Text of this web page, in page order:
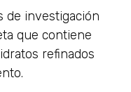
de investigación
que contiene
refinados